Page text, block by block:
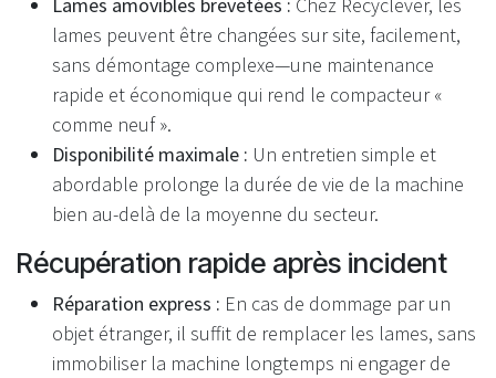
Lames amovibles brevetées : Chez Recyclever, les
lames peuvent être changées sur site, facilement,
sans démontage complexe—une maintenance
rapide et économique qui rend le compacteur «
comme neuf ».
Disponibilité maximale : Un entretien simple et
abordable prolonge la durée de vie de la machine
bien au-delà de la moyenne du secteur.
Récupération rapide après incident
Réparation express : En cas de dommage par un
objet étranger, il suffit de remplacer les lames, sans
immobiliser la machine longtemps ni engager de